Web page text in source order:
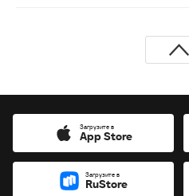
Загрузите в
App Store
Загрузите в
RuStore